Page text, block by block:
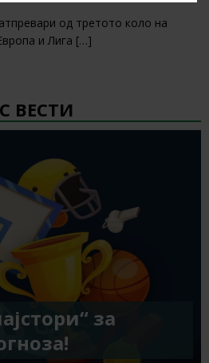
од третото коло на
и Лига […]
ВЕСТИ
за